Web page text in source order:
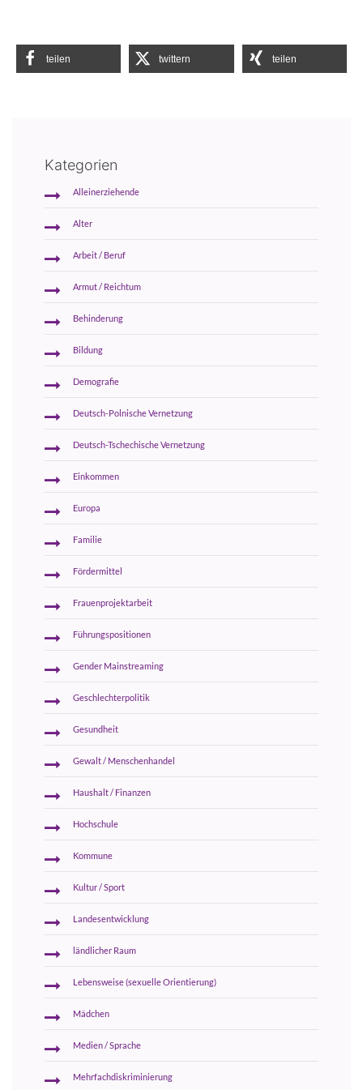
teilen twittern teilen
Kategorien
Alleinerziehende
Alter
Arbeit / Beruf
Armut / Reichtum
Behinderung
Bildung
Demografie
Deutsch-Polnische Vernetzung
Deutsch-Tschechische Vernetzung
Einkommen
Europa
Familie
Fördermittel
Frauenprojektarbeit
Führungspositionen
Gender Mainstreaming
Geschlechterpolitik
Gesundheit
Gewalt / Menschenhandel
Haushalt / Finanzen
Hochschule
Kommune
Kultur / Sport
Landesentwicklung
ländlicher Raum
Lebensweise (sexuelle Orientierung)
Mädchen
Medien / Sprache
Mehrfachdiskriminierung